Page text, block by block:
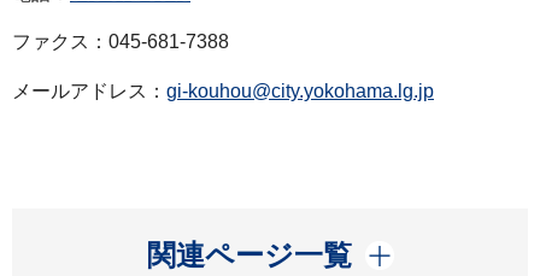
ファクス：045-681-7388
メールアドレス： gi-kouhou@city.yokohama.lg.jp
関連ページ一覧
開く